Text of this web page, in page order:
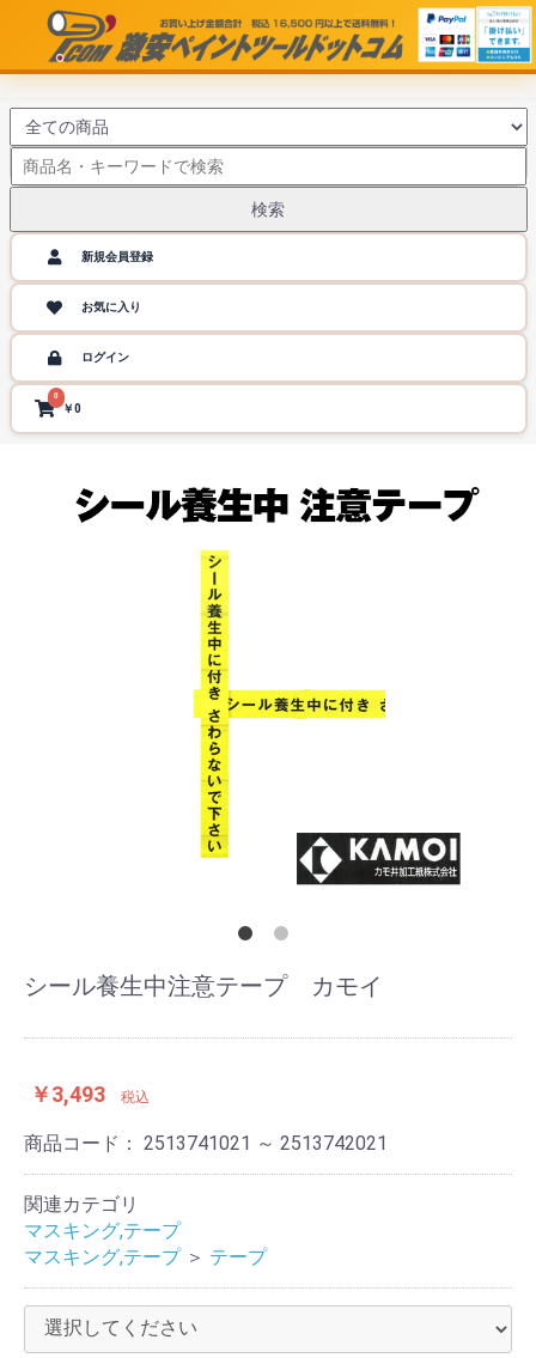
検索
新規会員登録
お気に入り
ログイン
0
￥0
シール養生中注意テープ カモイ
￥3,493 税込
商品コード： 2513741021 ～ 2513742021
関連カテゴリ
マスキング,テープ
マスキング,テープ ＞ テープ